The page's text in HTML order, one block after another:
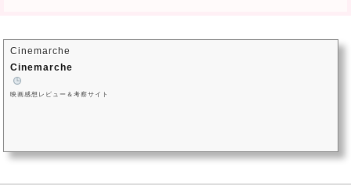
Cinemarche
Cinemarche
映画感想レビュー＆考察サイト